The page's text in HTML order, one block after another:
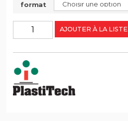
format
AJOUTER À LA LISTE